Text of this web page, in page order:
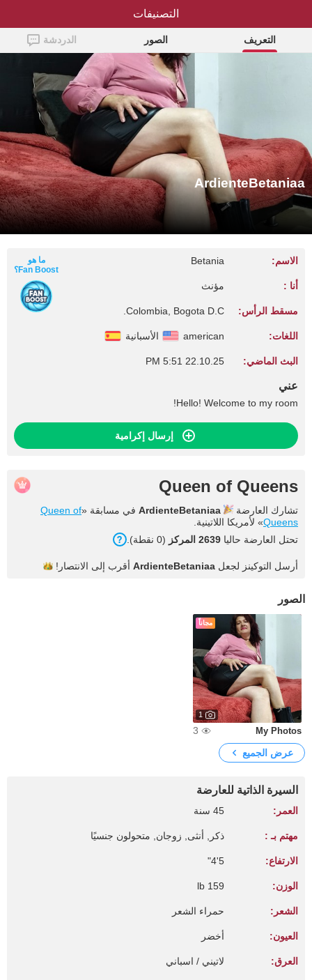
ArdienteBetaniaa
التعريف الصور الدردشة
ArdienteBetaniaa
الاسم: Betania
أنا : مؤنث
مسقط الرأس: Colombia, Bogota D.C.
اللغات: american الأسبانية
البث الماضي: 22.10.25 5:51 PM
ما هو
Fan Boost؟
عني
Hello! Welcome to my room!
إرسال إكرامية
Queen of Queens
تشارك العارضة ArdienteBetaniaa في مسابقة «Queen of
Queens» لأمريكا اللاتينية.
تحتل العارضة حاليا 2639 المركز (0 نقطة).
أرسل التوكينز لجعل ArdienteBetaniaa أقرب إلى الانتصار!
الصور
مجاناً
1
My Photos
3
عرض الجميع
السيرة الذاتية للعارضة
العمر: 45 سنة
مهتم بـ : ذكر, أنثى, زوجان, متحولون جنسيًا
الارتفاع: 5'4"
الوزن: 159 lb
الشعر: حمراء الشعر
العيون: أخضر
العرق: لاتيني / اسباني
التصنيفات